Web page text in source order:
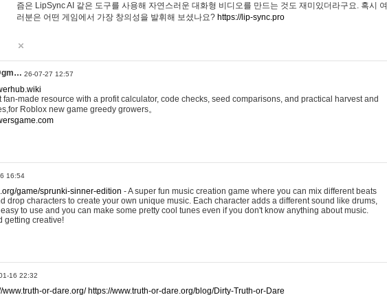
즘은 LipSync AI 같은 도구를 사용해 자연스러운 대화형 비디오를 만드는 것도 재미있더라구요. 혹시 여
러분은 어떤 게임에서 가장 창의성을 발휘해 보셨나요? https://lip-sync.pro
26-07-27 12:57
made resource with a profit calculator, code checks, seed comparisons, and practical harvest and
Roblox new game greedy growers。
16:54
game/sprunki-sinner-edition - A super fun music creation game where you can mix different beats
drop characters to create your own unique music. Each character adds a different sound like drums,
to use and you can make some pretty cool tunes even if you don't know anything about music.
getting creative!
16 22:32
www.truth-or-dare.org/ https://www.truth-or-dare.org/blog/Dirty-Truth-or-Dare